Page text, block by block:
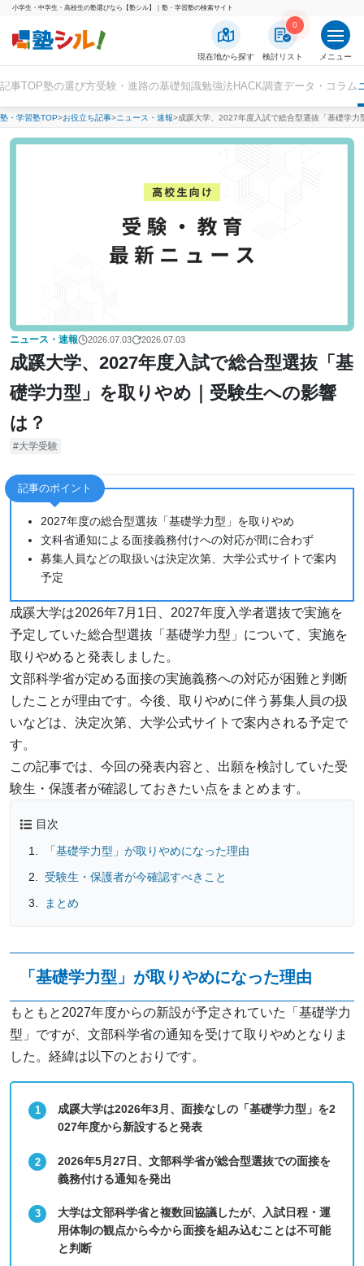
小学生・中学生・高校生の塾選びなら【塾シル】｜塾・学習塾の検索サイト
現在地から探す
0
検討リスト メニュー
記事TOP塾の選び方受験・進路の基礎知識勉強法HACK調査データ・コラム
塾・学習塾TOP お役立ち記事 ニュース・速報 成蹊大学、2027年度入試で総合型選抜「基礎学
ニュース・速報 2026.07.03 2026.07.03
成蹊大学、2027年度入試で総合型選抜「基
礎学力型」を取りやめ｜受験生への影響
は？
大学受験
記事のポイント
2027年度の総合型選抜「基礎学力型」を取りやめ
文科省通知による面接義務付けへの対応が間に合わず
募集人員などの取扱いは決定次第、大学公式サイトで案内
予定
成蹊大学は2026年7月1日、2027年度入学者選抜で実施を
予定していた総合型選抜「基礎学力型」について、実施を
取りやめると発表しました。
文部科学省が定める面接の実施義務への対応が困難と判断
したことが理由です。今後、取りやめに伴う募集人員の扱
いなどは、決定次第、大学公式サイトで案内される予定で
す。
この記事では、今回の発表内容と、出願を検討していた受
験生・保護者が確認しておきたい点をまとめます。
目次
「基礎学力型」が取りやめになった理由
受験生・保護者が今確認すべきこと
まとめ
「基礎学力型」が取りやめになった理由
もともと2027年度からの新設が予定されていた「基礎学力
型」ですが、文部科学省の通知を受けて取りやめとなりま
した。経緯は以下のとおりです。
成蹊大学は2026年3月、面接なしの「基礎学力型」を2
027年度から新設すると発表
2026年5月27日、文部科学省が総合型選抜での面接を
義務付ける通知を発出
大学は文部科学省と複数回協議したが、入試日程・運
用体制の観点から今から面接を組み込むことは不可能
と判断